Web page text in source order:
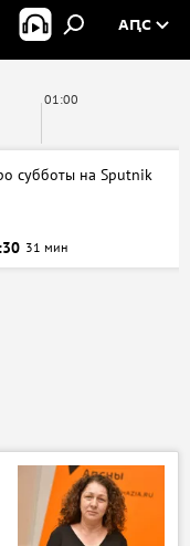
АԤС
01:00
субботы на Sputnik
31 мин